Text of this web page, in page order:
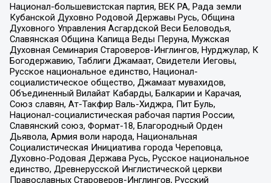
Национал-большевистская партия, ВЕК РА, Рада земли
Кубанской Духовно Родовой Державы Русь, Община
Духовного Управления Асгардской Веси Беловодья,
Славянская Община Капища Веды Перуна, Мужская
Духовная Семинария Староверов-Инглингов, Нурджулар, К
Богодержавию, Таблиги Джамаат, Свидетели Иеговы,
Русское национальное единство, Национал-
социалистическое общество, Джамаат мувахидов,
Объединенный Вилайат Кабарды, Балкарии и Карачая,
Союз славян, Ат-Такфир Валь-Хиджра, Пит Буль,
Национал-социалистическая рабочая партия России,
Славянский союз, Формат-18, Благородный Орден
Дьявола, Армия воли народа, Национальная
Социалистическая Инициатива города Череповца,
Духовно-Родовая Держава Русь, Русское национальное
единство, Древнерусской Инглистической церкви
Православных Староверов-Инглингов, Русский